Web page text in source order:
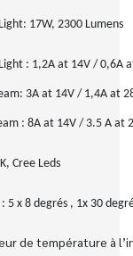
17W, 2300 Lumens
: 1,2A at 14V / 0,6A
3A at 14V / 1,4A at
: 8A at 14V / 3.5 A at
Cree Leds
: 5 x 8 degrés , 1x 30
de température à